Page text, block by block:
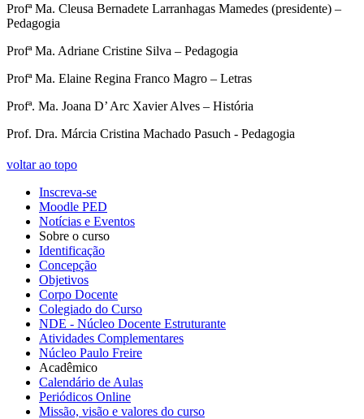
Profª Ma. Cleusa Bernadete Larranhagas Mamedes (presidente) –
Pedagogia
Profª Ma. Adriane Cristine Silva – Pedagogia
Profª Ma. Elaine Regina Franco Magro – Letras
Profª. Ma. Joana D’ Arc Xavier Alves – História
Prof. Dra. Márcia Cristina Machado Pasuch - Pedagogia
voltar ao topo
Inscreva-se
Moodle PED
Notícias e Eventos
Sobre o curso
Identificação
Concepção
Objetivos
Corpo Docente
Colegiado do Curso
NDE - Núcleo Docente Estruturante
Atividades Complementares
Núcleo Paulo Freire
Acadêmico
Calendário de Aulas
Periódicos Online
Missão, visão e valores do curso